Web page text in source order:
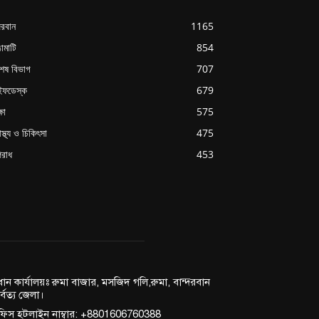
1165
854
বিভাগ
707
679
575
ও চিকিৎসা
475
453
কার্যালয়ঃ রুমা বাজার, মসজিদ গলি,রুমা, বান্দরবান
জেলা।
হটলাইন নাম্বার: +8801606760388